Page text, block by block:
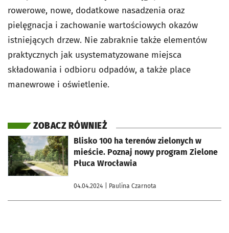
rowerowe, nowe, dodatkowe nasadzenia oraz
pielęgnacja i zachowanie wartościowych okazów
istniejących drzew. Nie zabraknie także elementów
praktycznych jak usystematyzowane miejsca
składowania i odbioru odpadów, a także place
manewrowe i oświetlenie.
ZOBACZ RÓWNIEŻ
Blisko 100 ha terenów zielonych w
mieście. Poznaj nowy program Zielone
Płuca Wrocławia
04.04.2024 | Paulina Czarnota
otworzy się w nowej karcie